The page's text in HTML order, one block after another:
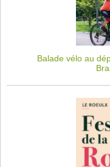
Balade vélo au